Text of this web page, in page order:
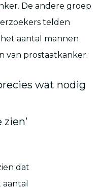
De andere groep
telden
aantal mannen
van prostaatkanker.
wat nodig
dat